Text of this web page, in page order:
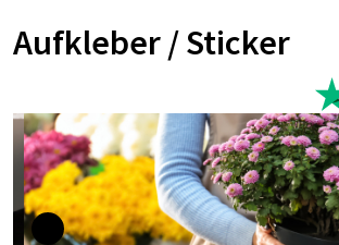
Aufkleber / Sticker